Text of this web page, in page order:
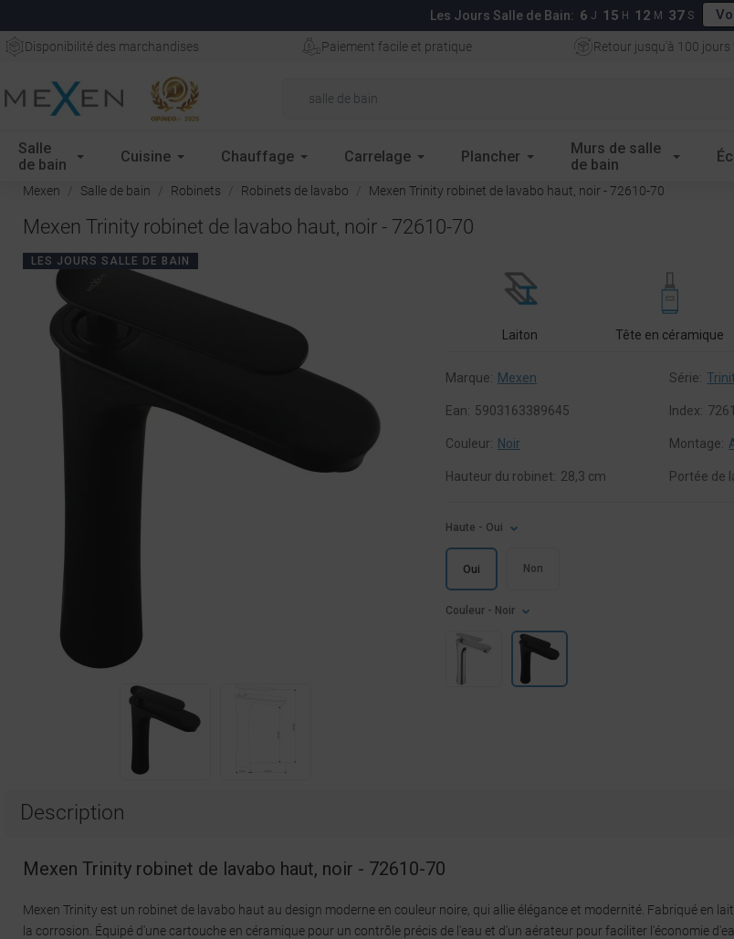
Les Jours Salle de Bain: 6 J 15 H 12 M 35 S
Disponibilité des marchandises Paiement facile et pratique Retour jusqu'à 100 jours
Salle
de bain
Cuisine Chauffage Carrelage Plancher
Murs de salle
de bain
Mexen Salle de bain Robinets Robinets de lavabo Mexen Trinity robinet de lavabo haut, noir - 72610-70
Mexen Trinity robinet de lavabo haut, noir - 72610-70
LES JOURS SALLE DE BAIN
Laiton Tête en céramique
Marque: Mexen Série:
Ean: 5903163389645 Index:
Couleur: Noir Montage:
Hauteur du robinet: 28,3 cm Portée de
Couleur - Noir
Haute - Oui
Non
Oui
Description
Mexen Trinity robinet de lavabo haut, noir - 72610-70
Mexen Trinity est un robinet de lavabo haut au design moderne en couleur noire, qui allie élégance et modernité. Fabriqué en
la corrosion. Équipé d'une cartouche en céramique pour un contrôle précis de l'eau et d'un aérateur pour faciliter l'économie